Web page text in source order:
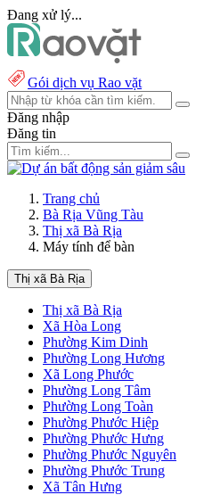
Đang xử lý...
Gói dịch vụ Rao vặt
Đăng nhập
Đăng tin
Trang chủ
Bà Rịa Vũng Tàu
Thị xã Bà Rịa
Máy tính để bàn
Thị xã Bà Rịa
Thị xã Bà Rịa
Xã Hòa Long
Phường Kim Dinh
Phường Long Hương
Xã Long Phước
Phường Long Tâm
Phường Long Toàn
Phường Phước Hiệp
Phường Phước Hưng
Phường Phước Nguyên
Phường Phước Trung
Xã Tân Hưng